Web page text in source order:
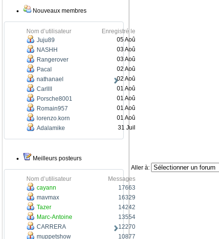
Nouveaux membres
Nom d’utilisateur
Enregistré le
Juju89
05 Aoû
NASHH
03 Aoû
Rangerover
03 Aoû
Pacal
02 Aoû
nathanael
02 Aoû
Carllll
01 Aoû
Porsche8001
01 Aoû
Romain957
01 Aoû
lorenzo.korn
01 Aoû
Adalamike
31 Juil
Meilleurs posteurs
Nom d’utilisateur
Messages
cayann
17663
mavmax
16329
Tazer
14242
Marc-Antoine
13554
CARRERA
12270
muppetshow
10877
Aller à: